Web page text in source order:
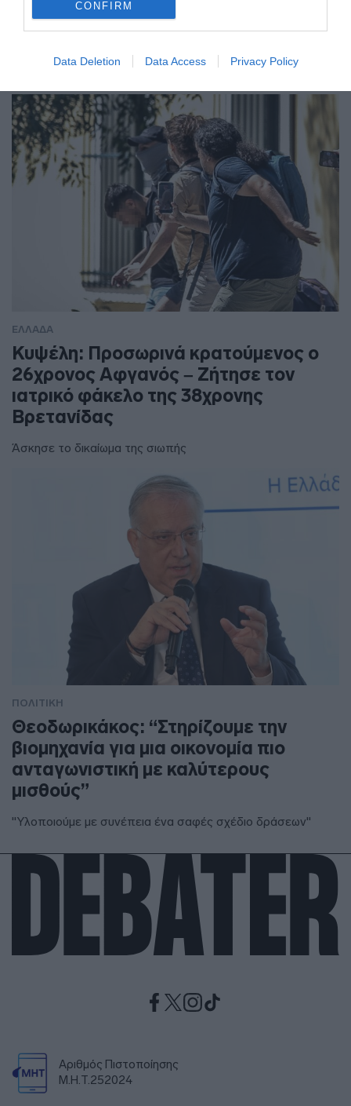
CONFIRM
Data Deletion Data Access Privacy Policy
Φωτιά στο Αριοχώρι Καλαμάτας –
ΕΛΛΑΔΑ
Κυψέλη: Προσωρινά κρατούμενος ο
26χρονος Αφγανός – Ζήτησε τον
ιατρικό φάκελο της 38χρονης
Βρετανίδας
Άσκησε το δικαίωμα της σιωπής
ΠΟΛΙΤΙΚΗ
Θεοδωρικάκος: “Στηρίζουμε την
βιομηχανία για μια οικονομία πιο
ανταγωνιστική με καλύτερους
μισθούς”
"Υλοποιούμε με συνέπεια ένα σαφές σχέδιο δράσεων"
Αριθμός Πιστοποίησης
Μ.Η.Τ.252024